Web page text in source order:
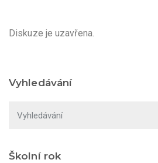
Diskuze je uzavřena.
Vyhledávání
Školní rok